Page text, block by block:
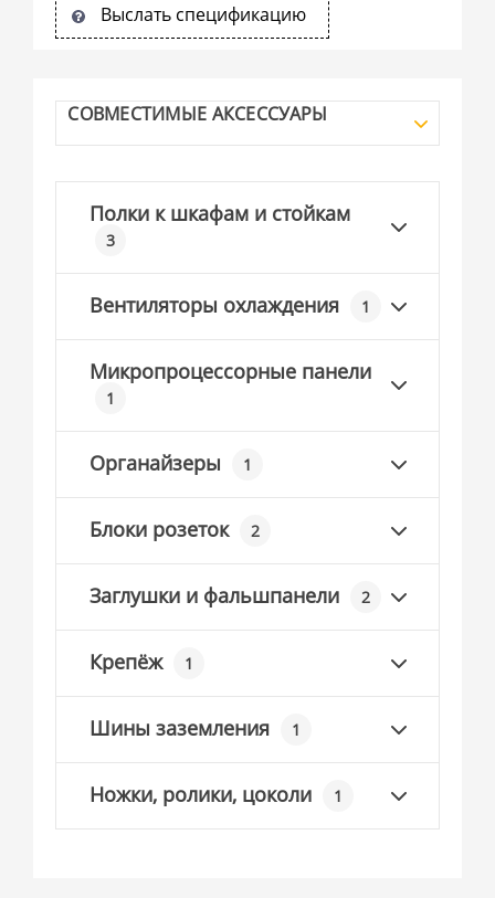
Выслать спецификацию
СОВМЕСТИМЫЕ АКСЕССУАРЫ
Полки к шкафам и стойкам
3
Вентиляторы охлаждения 1
Микропроцессорные панели
1
Органайзеры 1
Блоки розеток 2
Заглушки и фальшпанели 2
Крепёж 1
Шины заземления 1
Ножки, ролики, цоколи 1